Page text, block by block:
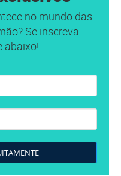
no mundo das
Se inscreva
abaixo!